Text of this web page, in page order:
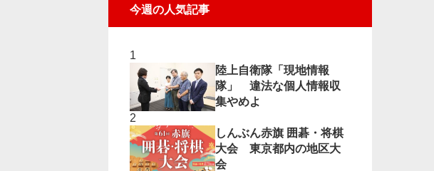
今週の人気記事
陸上自衛隊「現地情報
隊」 違法な個人情報収
集やめよ
しんぶん赤旗 囲碁・将棋
大会 東京都内の地区大
会